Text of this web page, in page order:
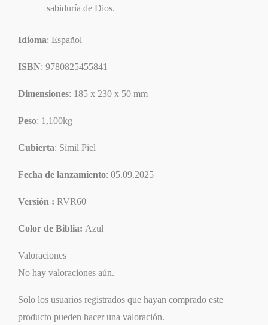
sabiduría de Dios.
Idioma: Español
ISBN: 9780825455841
Dimensiones: 185 x 230 x 50 mm
Peso: 1,100kg
Cubierta: Símil Piel
Fecha de lanzamiento: 05.09.2025
Versión : RVR60
Color de Biblia: Azul
Valoraciones
No hay valoraciones aún.
Solo los usuarios registrados que hayan comprado este
producto pueden hacer una valoración.